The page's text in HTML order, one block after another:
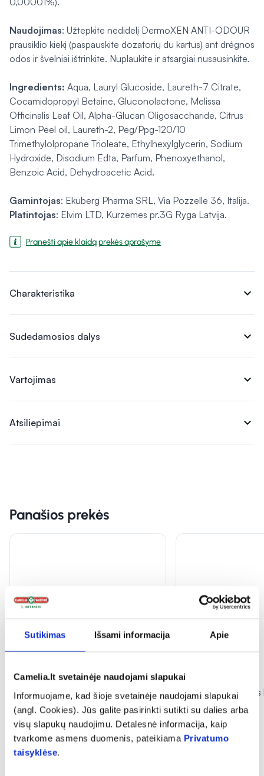
Sutikimas Išsami informacija Apie
Camelia.lt svetainėje naudojami slapukai
Informuojame, kad šioje svetainėje naudojami slapukai
(angl. Cookies). Jūs galite pasirinkti sutikti su dalies arba
visų slapukų naudojimu. Detalesnė informacija, kaip
tvarkome asmens duomenis, pateikiama Privatumo
taisyklėse.
Naudojimas: Užtepkite nedidelį DermoXEN ANTI-ODOUR
prausiklio kiekį (paspauskite dozatorių du kartus) ant drėgnos
odos ir švelniai ištrinkite. Nuplaukite ir atsargiai nusausinkite.
Ingredients: Aqua, Lauryl Glucoside, Laureth-7 Citrate,
Cocamidopropyl Betaine, Gluconolactone, Melissa
Officinalis Leaf Oil, Alpha-Glucan Oligosaccharide, Citrus
Limon Peel oil, Laureth-2, Peg/Ppg-120/10
Trimethylolpropane Trioleate, Ethylhexylglycerin, Sodium
Hydroxide, Disodium Edta, Parfum, Phenoxyethanol,
Benzoic Acid, Dehydroacetic Acid.
Gamintojas: Ekuberg Pharma SRL, Via Pozzelle 36, Italija.
Platintojas: Elvim LTD, Kurzemes pr.3G Ryga Latvija.
Pranešti apie klaidą prekės aprašyme
Charakteristika expand_more
Sudedamosios dalys expand_more
Vartojimas expand_more
Atsiliepimai expand_more
Panašios prekės
-30% *
ALKAGIN aktyvus intymios
higienos prausiklis, 250 ml
Įvertinimas 5.0 iš 5
(1)
6,64 €*
ALKAGIN
prausiklis, 250 ml
Įvertinimas 5.0 iš 5